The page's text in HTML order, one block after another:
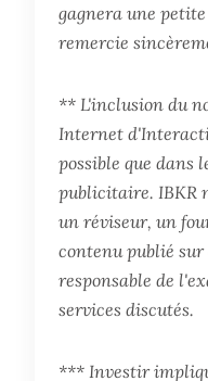
gagnera une
remercie
** L'inclusion du
Internet
possible que dans
publicitaire. IBKR
un réviseur, un
contenu publié sur
responsable de
services discutés.
*** Investir